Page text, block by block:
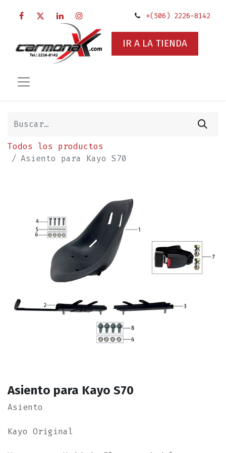
+(506) 2226-8142
IR A LA TIENDA
Todos los productos
Asiento para Kayo S70
Asiento para Kayo S70
Asiento
Kayo Original